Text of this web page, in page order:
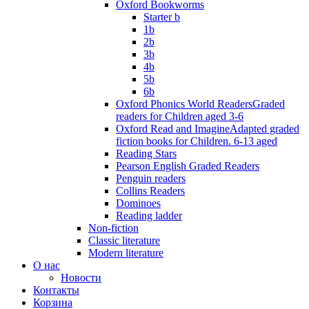
Oxford Bookworms
Starter b
1b
2b
3b
4b
5b
6b
Oxford Phonics World ReadersGraded
readers for Children aged 3-6
Oxford Read and ImagineAdapted graded
fiction books for Children. 6-13 aged
Reading Stars
Pearson English Graded Readers
Penguin readers
Collins Readers
Dominoes
Reading ladder
Non-fiction
Classic literature
Modern literature
О нас
Новости
Контакты
Корзина